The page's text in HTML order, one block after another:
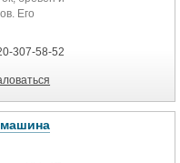
Его
на 90 градусов и
от
на
работах в
307-58-52